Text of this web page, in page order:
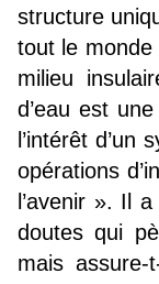
structure
tout le monde
milieu
d’eau est
l’intérêt
opérations
l’avenir ». Il
doutes qui
mais